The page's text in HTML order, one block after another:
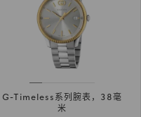
G-Timeless系列腕表，38毫
米